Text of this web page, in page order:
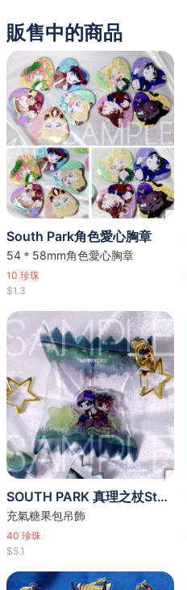
販售中的商品
South Park角色愛心胸章
54＊58mm角色愛心胸章
10 珍珠
$1.3
SOUTH PARK 真理之杖Style 糖果包
充氣糖果包吊飾
40 珍珠
$5.1